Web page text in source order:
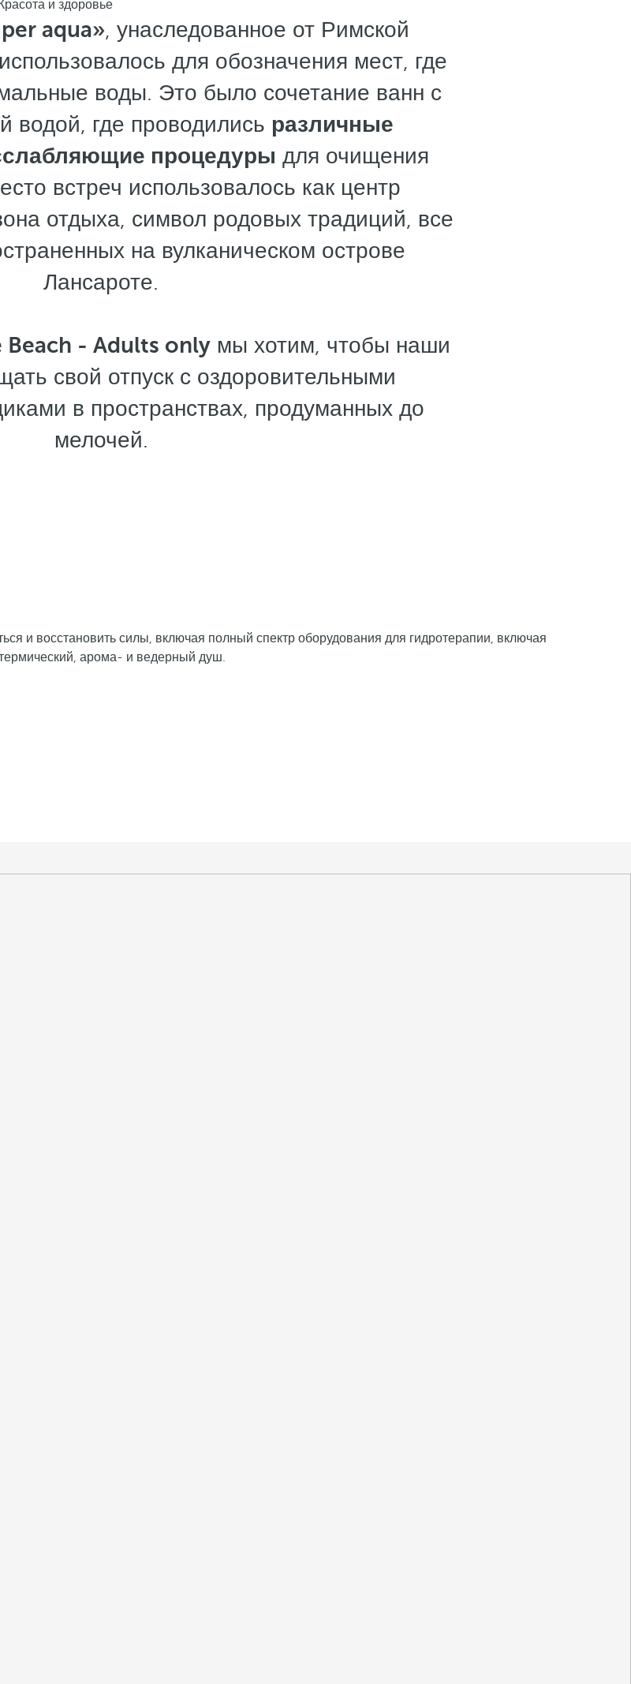
Красота и здоровье
aqua», унаследованное от Римской
для обозначения мест, где
воды. Это было сочетание ванн с
водой, где проводились различные
процедуры для очищения
встреч использовалось как центр
отдыха, символ родовых традиций, все
на вулканическом острове
Лансароте.
Beach - Adults only мы хотим, чтобы наши
свой отпуск с оздоровительными
в пространствах, продуманных до
мелочей.
и восстановить силы, включая полный спектр оборудования для гидротерапии, включая
арома- и ведерный душ.